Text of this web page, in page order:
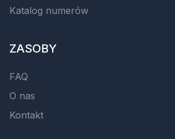
Katalog numerów
ZASOBY
FAQ
O nas
Kontakt